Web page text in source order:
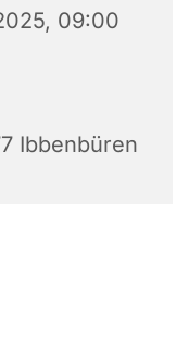
09:00
Ibbenbüren